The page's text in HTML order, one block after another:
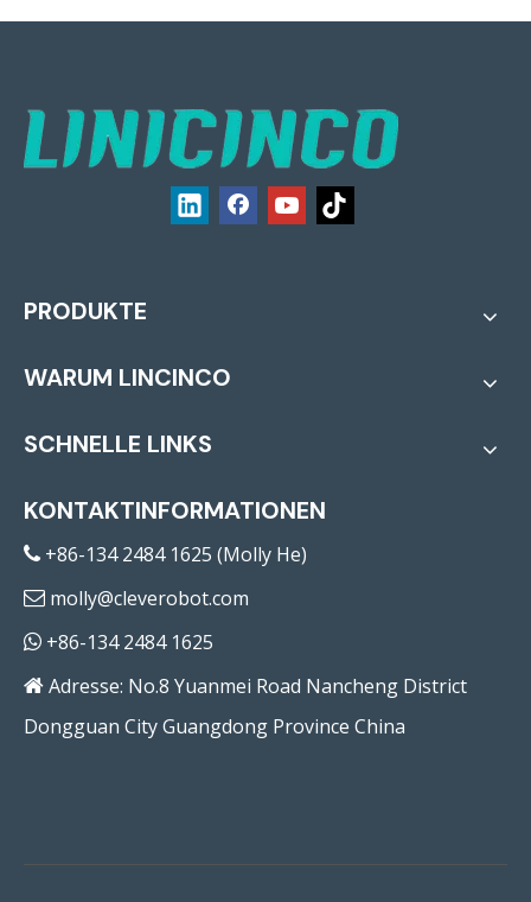
PRODUKTE
WARUM LINCINCO
SCHNELLE LINKS
KONTAKTINFORMATIONEN
 +86-134 2484 1625 (Molly He)
 molly@cleverobot.com
 +86-134 2484 1625
 Adresse: No.8 Yuanmei Road Nancheng District
Dongguan City Guangdong Province China